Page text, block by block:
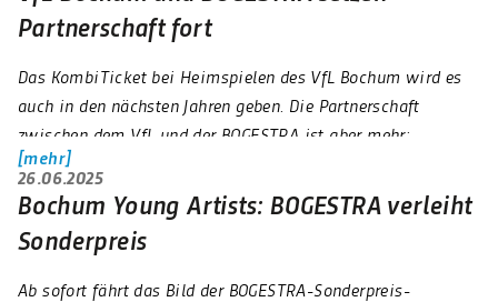
Partnerschaft fort
Das KombiTicket bei Heimspielen des VfL Bochum wird es
auch in den nächsten Jahren geben. Die Partnerschaft
zwischen dem VfL und der BOGESTRA ist aber mehr:
mehr
26.06.2025
Bochum Young Artists: BOGESTRA verleiht
Sonderpreis
Ab sofort fährt das Bild der BOGESTRA-Sonderpreis-